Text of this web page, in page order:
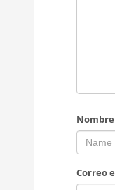
Nombre
Correo